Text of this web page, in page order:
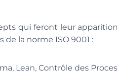
qui feront leur
de la norme ISO 9001 :
Lean, Contrôle des